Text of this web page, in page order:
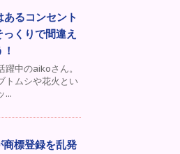
るコンセント
くりで間違え
躍中のaikoさん。
トムシや花火とい
...
商標登録を乱発